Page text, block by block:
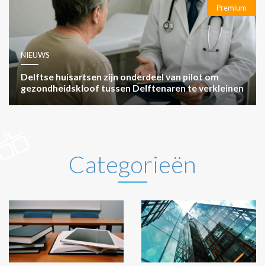
Premium
NIEUWS
Delftse huisartsen zijn onderdeel van pilot om
gezondheidskloof tussen Delftenaren te verkleinen
Categorieën